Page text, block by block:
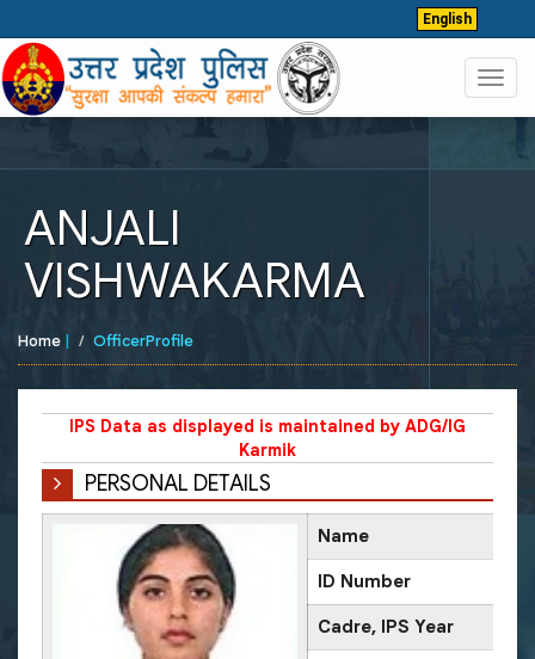
English
ANJALI
VISHWAKARMA
Home | OfficerProfile
IPS Data as displayed is maintained by ADG/IG
Karmik
PERSONAL DETAILS
Name
ID Number
Cadre, IPS Year